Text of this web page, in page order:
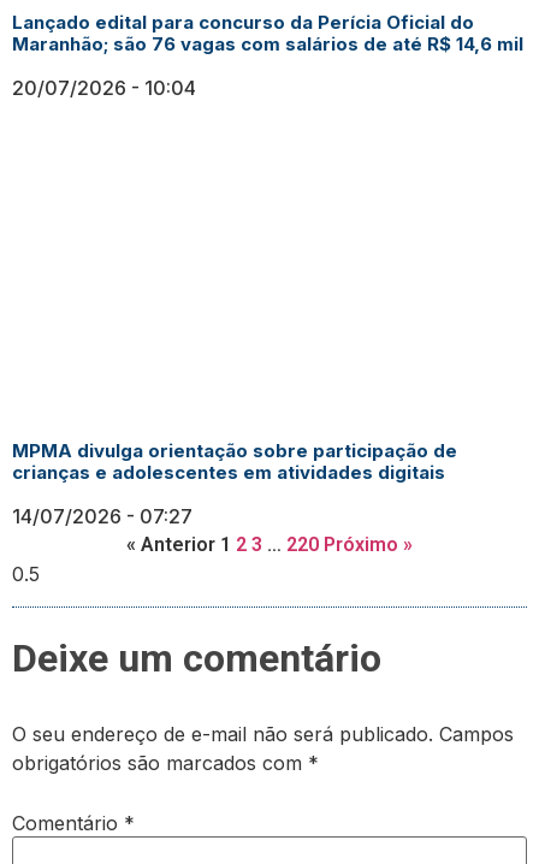
Lançado edital para concurso da Perícia Oficial do
Maranhão; são 76 vagas com salários de até R$ 14,6 mil
20/07/2026 10:04
MPMA divulga orientação sobre participação de
crianças e adolescentes em atividades digitais
14/07/2026 07:27
« Anterior 1 2 3 … 220 Próximo »
Deixe um comentário
O seu endereço de e-mail não será publicado. Campos
obrigatórios são marcados com *
Comentário *